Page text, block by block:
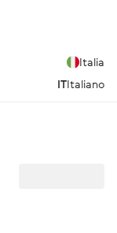
Italia
ITItaliano